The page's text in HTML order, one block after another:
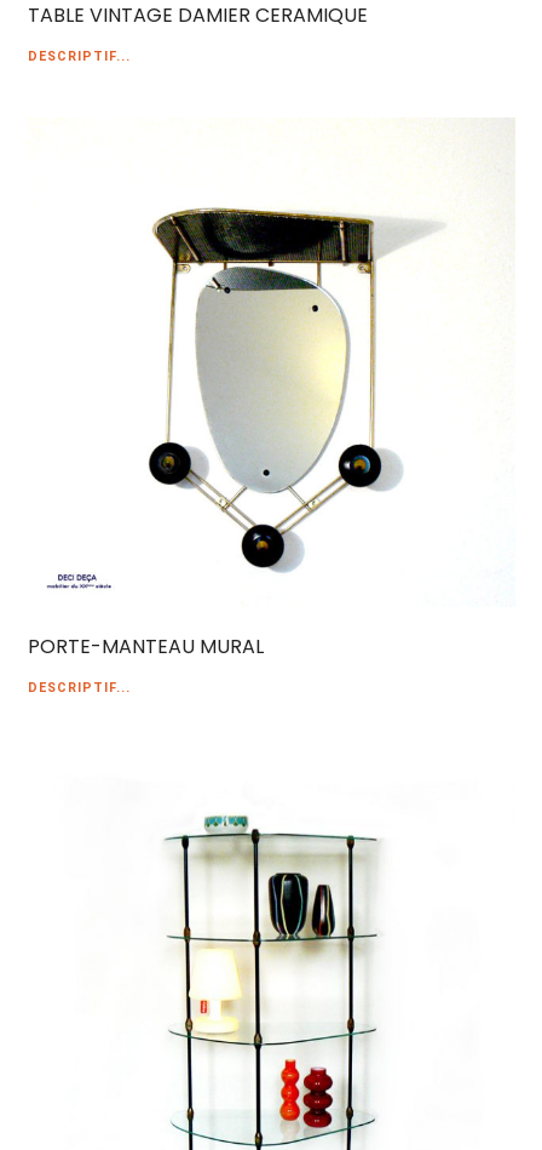
TABLE VINTAGE DAMIER CERAMIQUE
DESCRIPTIF...
PORTE-MANTEAU MURAL
DESCRIPTIF...